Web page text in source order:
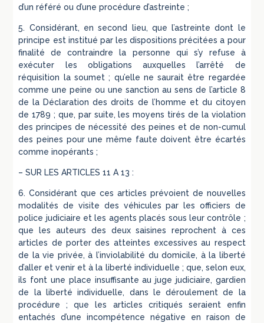
d’un référé ou d’une procédure d’astreinte ;
5. Considérant, en second lieu, que l’astreinte dont le
principe est institué par les dispositions précitées a pour
finalité de contraindre la personne qui s’y refuse à
exécuter les obligations auxquelles l’arrêté de
réquisition la soumet ; qu’elle ne saurait être regardée
comme une peine ou une sanction au sens de l’article 8
de la Déclaration des droits de l’homme et du citoyen
de 1789 ; que, par suite, les moyens tirés de la violation
des principes de nécessité des peines et de non-cumul
des peines pour une même faute doivent être écartés
comme inopérants ;
– SUR LES ARTICLES 11 A 13 :
6. Considérant que ces articles prévoient de nouvelles
modalités de visite des véhicules par les officiers de
police judiciaire et les agents placés sous leur contrôle ;
que les auteurs des deux saisines reprochent à ces
articles de porter des atteintes excessives au respect
de la vie privée, à l’inviolabilité du domicile, à la liberté
d’aller et venir et à la liberté individuelle ; que, selon eux,
ils font une place insuffisante au juge judiciaire, gardien
de la liberté individuelle, dans le déroulement de la
procédure ; que les articles critiqués seraient enfin
entachés d’une incompétence négative en raison de